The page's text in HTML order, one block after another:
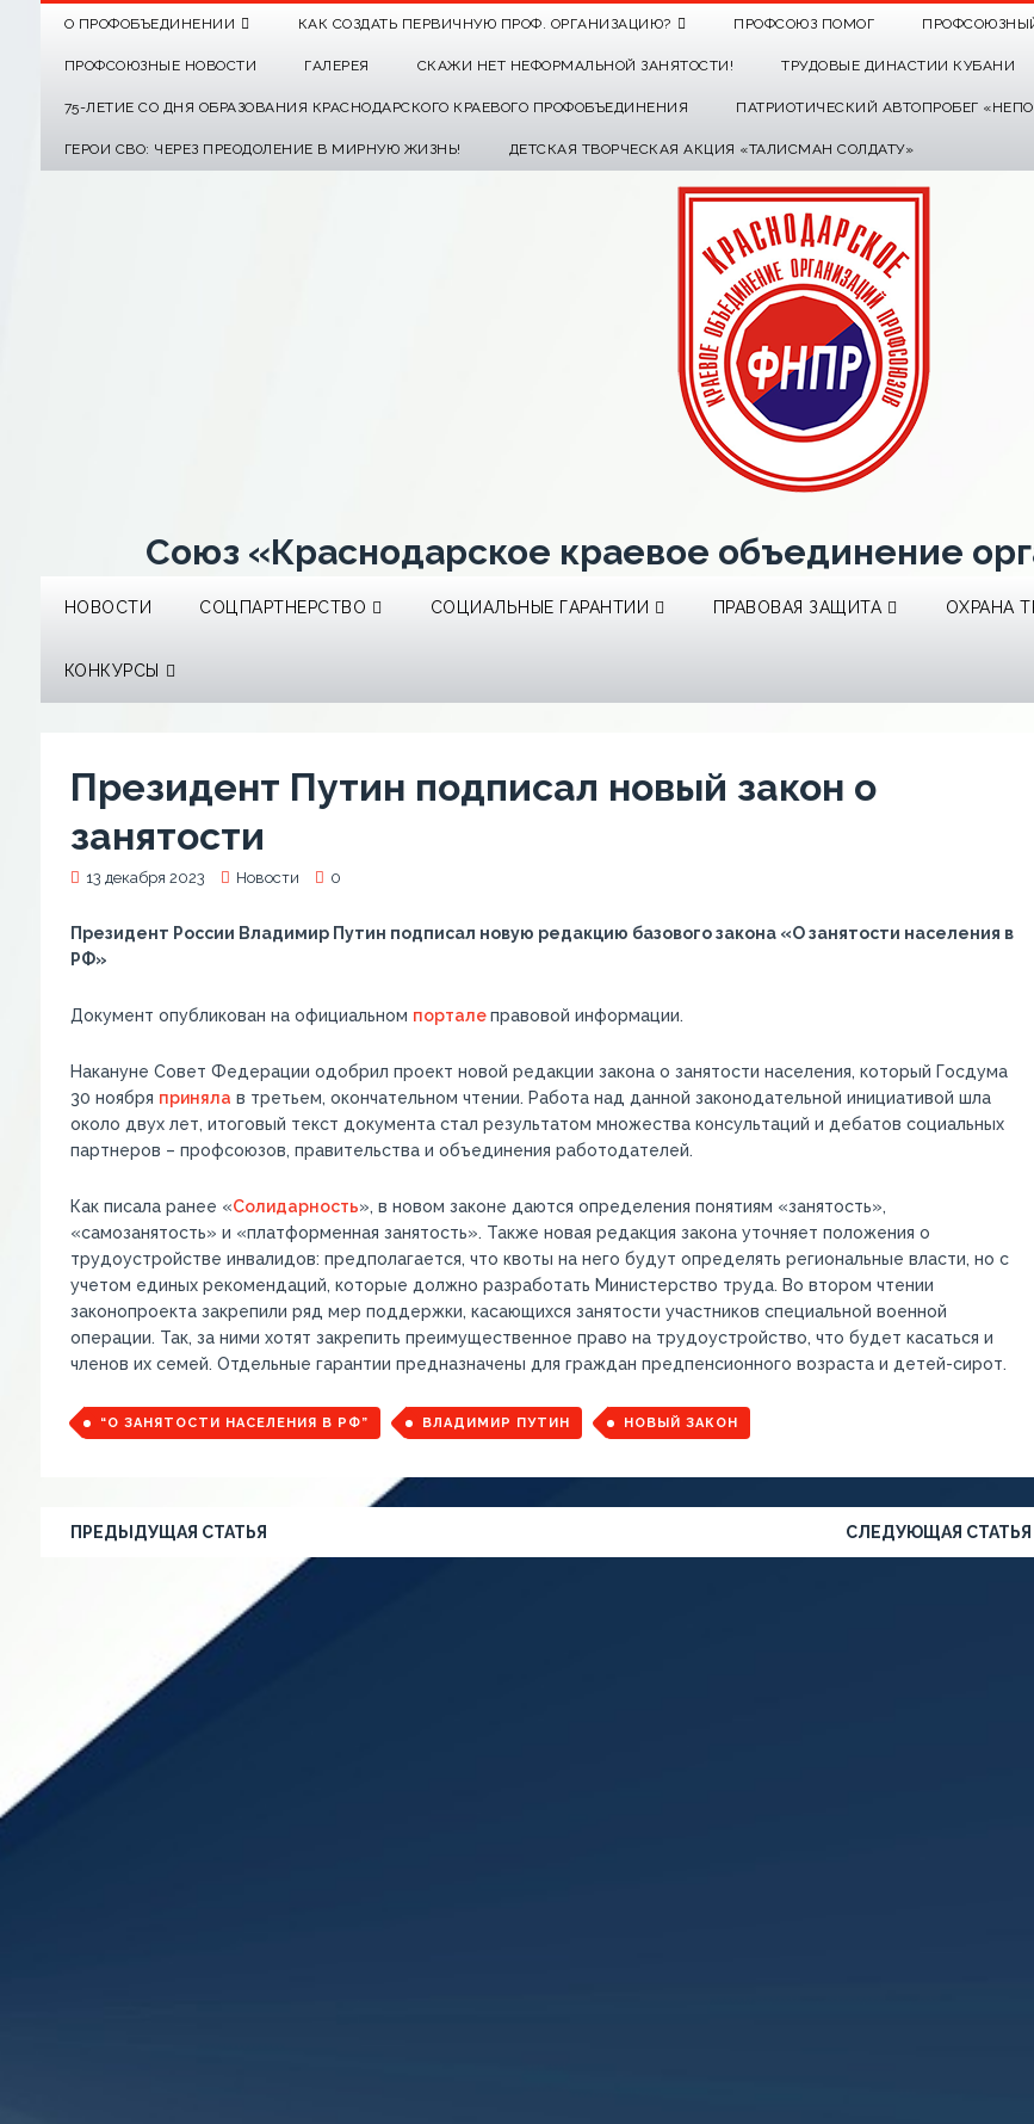
О ПРОФОБЪЕДИНЕНИИ КАК СОЗДАТЬ ПЕРВИЧНУЮ ПРОФ. ОРГАНИЗАЦИЮ? ПРОФСОЮЗ ПОМОГ
ПРОФСОЮЗНЫЕ НОВОСТИ ГАЛЕРЕЯ СКАЖИ НЕТ НЕФОРМАЛЬНОЙ ЗАНЯТОСТИ! ТРУДОВЫЕ ДИНАСТИИ КУБАНИ
75-ЛЕТИЕ СО ДНЯ ОБРАЗОВАНИЯ КРАСНОДАРСКОГО КРАЕВОГО ПРОФОБЪЕДИНЕНИЯ ПАТРИОТИЧЕСКИЙ АВТОПРОБЕГ
ГЕРОИ СВО: ЧЕРЕЗ ПРЕОДОЛЕНИЕ В МИРНУЮ ЖИЗНЬ! ДЕТСКАЯ ТВОРЧЕСКАЯ АКЦИЯ «ТАЛИСМАН СОЛДАТУ»
Союз «Краснодарское краевое объединение
НОВОСТИ СОЦПАРТНЕРСТВО СОЦИАЛЬНЫЕ ГАРАНТИИ ПРАВОВАЯ ЗАЩИТА ОХРАНА
КОНКУРСЫ
Президент Путин подписал новый закон о
занятости
13 декабря 2023 Новости 0
Президент России Владимир Путин подписал новую редакцию базового закона «О занятости населения в
РФ»
Документ опубликован на официальном порталеправовой информации.
Накануне Совет Федерации одобрил проект новой редакции закона о занятости населения, который Госдума
30 ноября приняла в третьем, окончательном чтении. Работа над данной законодательной инициативой шла
около двух лет, итоговый текст документа стал результатом множества консультаций и дебатов социальных
партнеров – профсоюзов, правительства и объединения работодателей.
Как писала ранее «Солидарность», в новом законе даются определения понятиям «занятость»,
«самозанятость» и «платформенная занятость». Также новая редакция закона уточняет положения о
трудоустройстве инвалидов: предполагается, что квоты на него будут определять региональные власти, но с
учетом единых рекомендаций, которые должно разработать Министерство труда. Во втором чтении
законопроекта закрепили ряд мер поддержки, касающихся занятости участников специальной военной
операции. Так, за ними хотят закрепить преимущественное право на трудоустройство, что будет касаться и
членов их семей. Отдельные гарантии предназначены для граждан предпенсионного возраста и детей-сирот.
“О ЗАНЯТОСТИ НАСЕЛЕНИЯ В РФ” ВЛАДИМИР ПУТИН НОВЫЙ ЗАКОН
ПРЕДЫДУЩАЯ СТАТЬЯ СЛЕДУЮЩАЯ СТАТЬЯ